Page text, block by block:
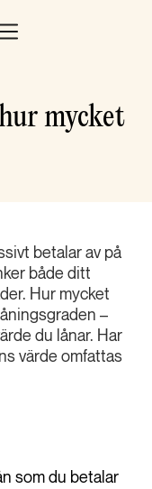
mycket
betalar av på
både ditt
Hur mycket
–
du lånar. Har
värde omfattas
som du betalar